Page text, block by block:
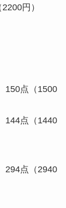
円）
150点（1500
（1440